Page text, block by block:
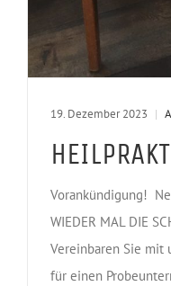
19. Dezember 2023 |
Vorankündigung!
WIEDER MAL DIE
Vereinbaren Sie mit
für einen